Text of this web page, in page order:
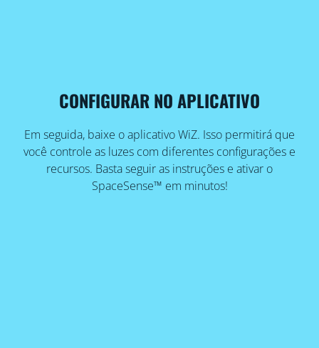
CONFIGURAR NO APLICATIVO
Em seguida, baixe o aplicativo WiZ. Isso permitirá que
você controle as luzes com diferentes configurações e
recursos. Basta seguir as instruções e ativar o
SpaceSense™ em minutos!